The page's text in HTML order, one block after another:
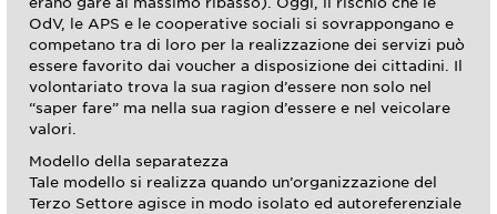
OdV, le APS e le cooperative sociali si sovrappongano e
competano tra di loro per la realizzazione dei servizi può
essere favorito dai voucher a disposizione dei cittadini. Il
volontariato trova la sua ragion d’essere non solo nel
“saper fare” ma nella sua ragion d’essere e nel veicolare
valori.
Modello della separatezza
Tale modello si realizza quando un’organizzazione del
Terzo Settore agisce in modo isolato ed autoreferenziale